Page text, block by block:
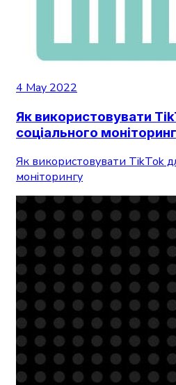
4 May 2022
Як використовувати
соціального
Як використовувати TikTok
моніторингу